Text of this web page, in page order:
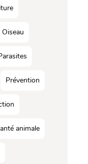
Oiseau
Prévention
animale